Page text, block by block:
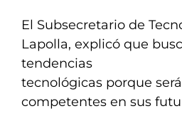
El Subsecretario de
Lapolla, explicó que
tendencias
tecnológicas porque
competentes en sus